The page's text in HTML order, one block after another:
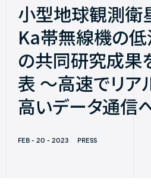
小型地球観測衛
Ka帯無線機の
の共同研究成果
表 〜高速でリア
高いデータ通信
FEB - 20 - 2023 PRESS
News
Services
Missions
Contact